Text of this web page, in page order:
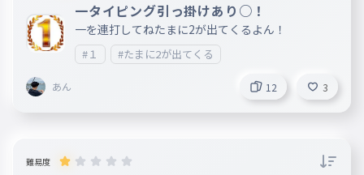
一タイピング引っ掛けあり○！
一を連打してねたまに2が出てくるよん！
#１ #たまに2が出てくる
あん 12 3
難易度